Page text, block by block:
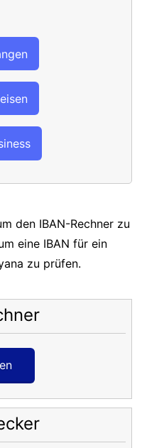
den IBAN-Rechner zu
eine IBAN für ein
zu prüfen.